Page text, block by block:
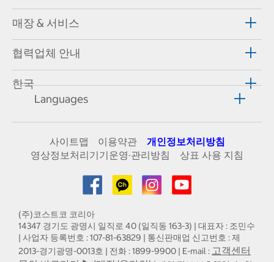
매장 & 서비스
협력업체 안내
한국
Languages
사이트맵 이용약관
개인정보처리방침
영상정보처리기기운영·관리방침
상표 사용 지침
(주)코스트코 코리아
14347 경기도 광명시 일직로 40 (일직동 163-3) | 대표자 : 조민수
| 사업자 등록번호 : 107-81-63829 | 통신판매업 신고번호 : 제
2013-경기광명-0013호 | 전화 : 1899-9900 | E-mail : 고객센터